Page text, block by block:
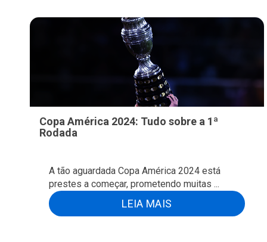
Copa América 2024: Tudo sobre a 1ª
Rodada
A tão aguardada Copa América 2024 está
prestes a começar, prometendo muitas ...
LEIA MAIS